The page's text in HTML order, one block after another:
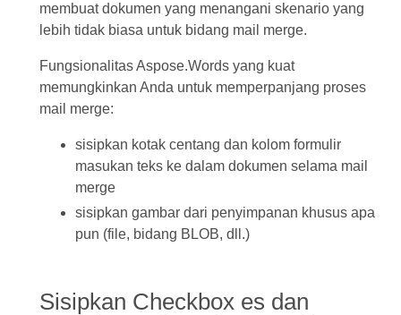
membuat dokumen yang menangani skenario yang
lebih tidak biasa untuk bidang mail merge.
Fungsionalitas Aspose.Words yang kuat
memungkinkan Anda untuk memperpanjang proses
mail merge:
sisipkan kotak centang dan kolom formulir
masukan teks ke dalam dokumen selama mail
merge
sisipkan gambar dari penyimpanan khusus apa
pun (file, bidang BLOB, dll.)
Sisipkan Checkbox es dan